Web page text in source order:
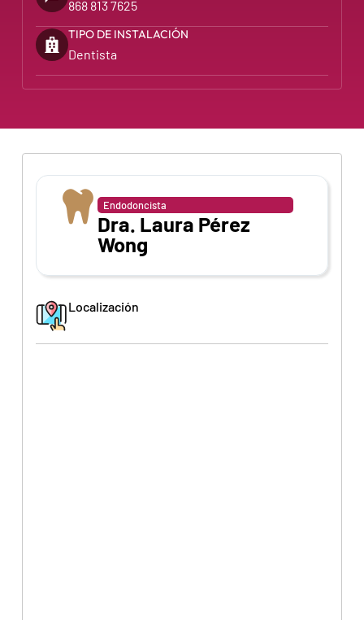
868 813 7625
TIPO DE INSTALACIÓN
Dentista
Endodoncista
Dra. Laura Pérez
Wong
Localización